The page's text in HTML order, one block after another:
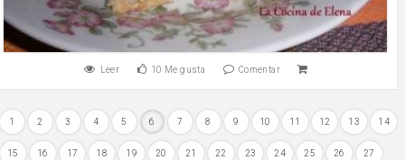
Leer 10 Me gusta Comentar
1 2 3 4 5 6 7 8 9 10 11 12 13 14
15 16 17 18 19 20 21 22 23 24 25 26 27